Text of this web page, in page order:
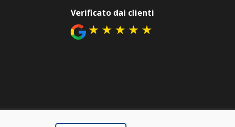
Verificato dai clienti
★ ★ ★ ★ ★